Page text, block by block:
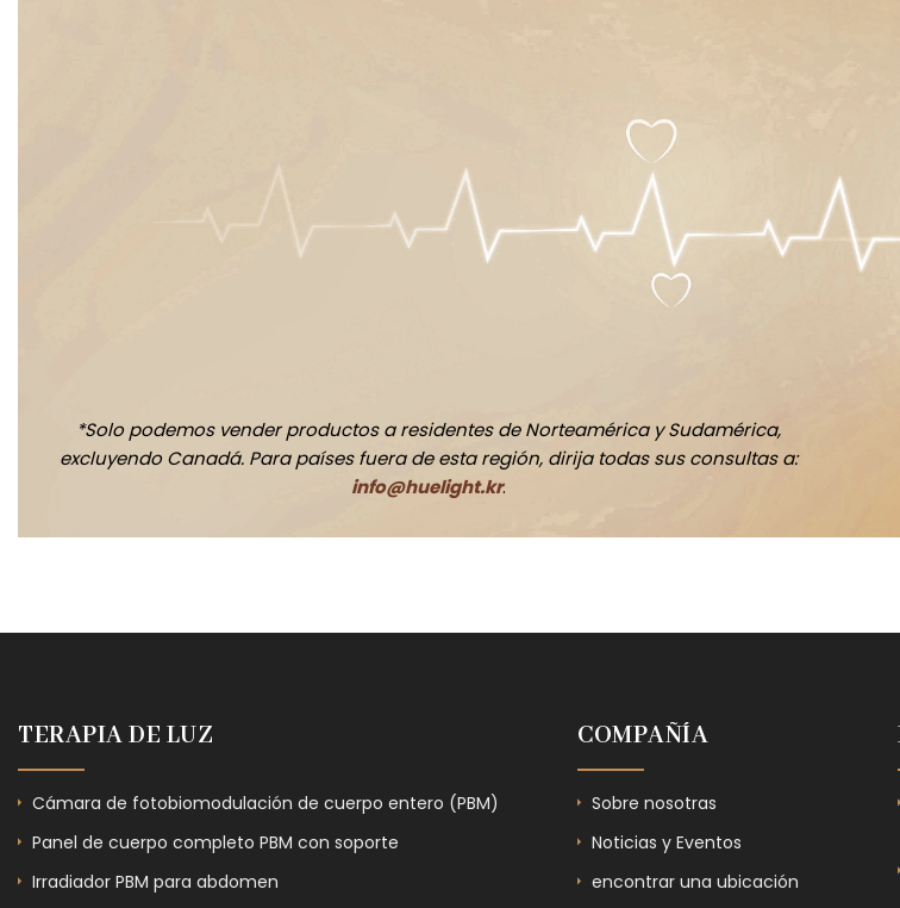
*Solo podemos vender productos a residentes de Norteamérica y Sudamérica,
excluyendo Canadá. Para países fuera de esta región, dirija todas sus consultas a:
info@huelight.kr.
TERAPIA DE LUZ
Cámara de fotobiomodulación de cuerpo entero (PBM)
Panel de cuerpo completo PBM con soporte
Irradiador PBM para abdomen
COMPAÑÍA
Sobre nosotras
Noticias y Eventos
encontrar una ubicación